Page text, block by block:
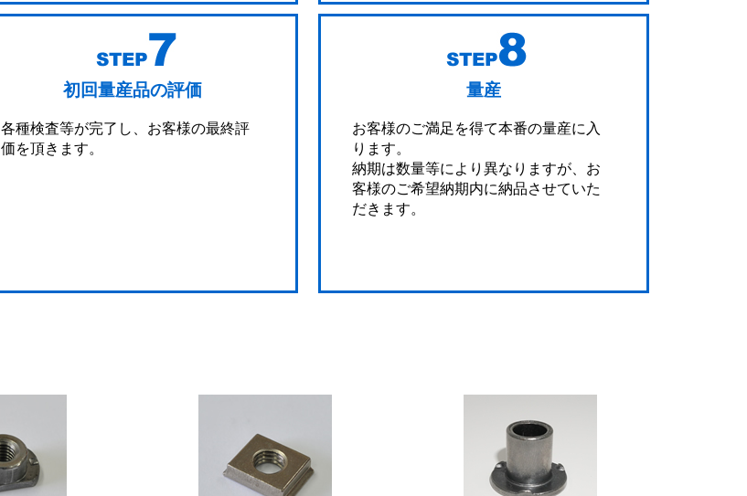
初回量産品の評価
各種検査等が完了し、お客様の最終評
価を頂きます。
量産
お客様のご満足を得て本番の量産に入
ります。
納期は数量等により異なりますが、お
客様のご希望納期内に納品させていた
だきます。